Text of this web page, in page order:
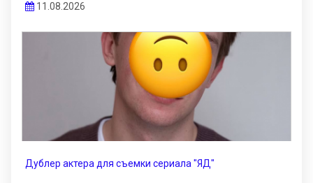
11.08.2026
Дублер актера для съемки сериала "ЯД"